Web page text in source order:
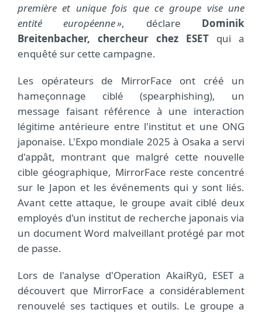
première et unique fois que ce groupe vise une
entité européenne », déclare Dominik
Breitenbacher, chercheur chez ESET qui a
enquêté sur cette campagne.
Les opérateurs de MirrorFace ont créé un
hameçonnage ciblé (spearphishing), un
message faisant référence à une interaction
légitime antérieure entre l'institut et une ONG
japonaise. L'Expo mondiale 2025 à Osaka a servi
d'appât, montrant que malgré cette nouvelle
cible géographique, MirrorFace reste concentré
sur le Japon et les événements qui y sont liés.
Avant cette attaque, le groupe avait ciblé deux
employés d'un institut de recherche japonais via
un document Word malveillant protégé par mot
de passe.
Lors de l'analyse d'Operation AkaiRyū, ESET a
découvert que MirrorFace a considérablement
renouvelé ses tactiques et outils. Le groupe a